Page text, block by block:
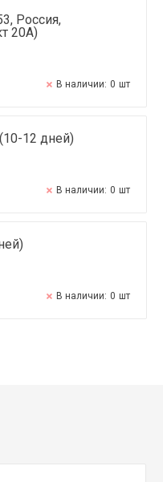
Россия,
20А)
В наличии: 0 шт
12 дней)
В наличии: 0 шт
В наличии: 0 шт